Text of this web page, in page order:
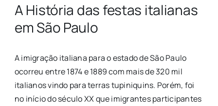
A História das festas italianas
em São Paulo
A imigração italiana para o estado de São Paulo
ocorreu entre 1874 e 1889 com mais de 320 mil
italianos vindo para terras tupiniquins. Porém, foi
no início do século XX que imigrantes participantes